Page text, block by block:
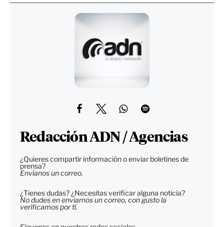
Redacción ADN / Agencias
¿Quieres compartir información o enviar boletines de
prensa?
Envíanos un correo.
¿Tienes dudas? ¿Necesitas verificar alguna noticia?
No dudes en enviarnos un correo, con gusto la
verificamos por tí.